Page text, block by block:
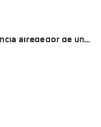
alrededor de un